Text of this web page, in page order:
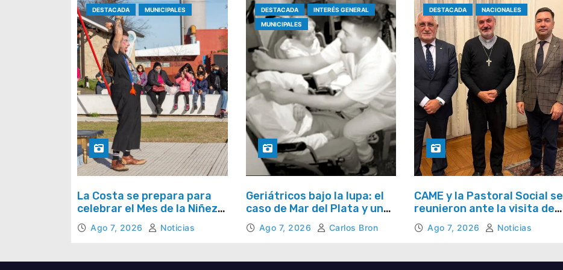
n
t
r
a
d
a
s
DESTACADA MUNICIPALES
La Costa se prepara para
celebrar el Mes de la Niñez
con juegos y espectáculos
Ago 7, 2026 Noticias
DESTACADA
INTERÉS GENERAL
MUNICIPALES
Geriátricos bajo la lupa: el
caso de Mar del Plata y una
pregunta que se repite en
todo el país
Ago 7, 2026 Carlos Bron
DESTACADA NACIONALES
CAME y la Pastoral Social se
reunieron ante la visita del
papa León XIV y la Semana
Social 2026
Ago 7, 2026 Noticias